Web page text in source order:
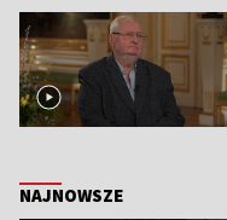
NAJNOWSZE